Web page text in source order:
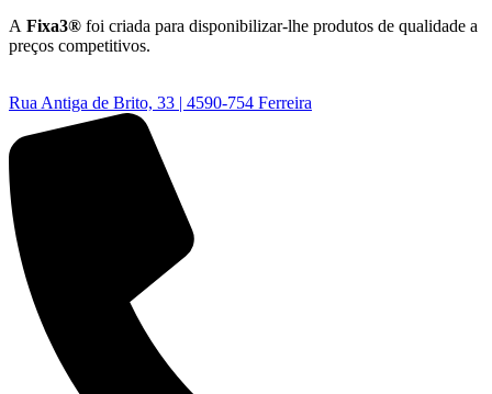
A Fixa3® foi criada para disponibilizar-lhe produtos de qualidade a
preços competitivos.
Rua Antiga de Brito, 33 | 4590-754 Ferreira